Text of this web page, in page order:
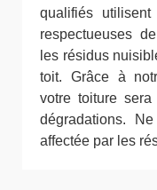
qualifiés
respectueuses
les résidus
toit. Grâce à
votre toiture
dégradations.
affectée par les